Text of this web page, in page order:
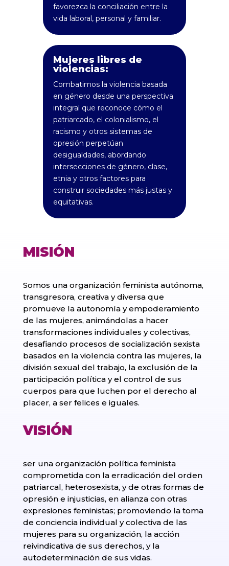
favorezca la conciliación entre la
vida laboral, personal y familiar.
Mujeres libres de
violencias:
Combatimos la violencia basada
en género desde una perspectiva
integral que reconoce cómo el
patriarcado, el colonialismo, el
racismo y otros sistemas de
opresión perpetúan
desigualdades, abordando
intersecciones de género, clase,
etnia y otros factores para
construir sociedades más justas y
equitativas.
MISIÓN
Somos una organización feminista autónoma,
transgresora, creativa y diversa que
promueve la autonomía y empoderamiento
de las mujeres, animándolas a hacer
transformaciones individuales y colectivas,
desafiando procesos de socialización sexista
basados en la violencia contra las mujeres, la
división sexual del trabajo, la exclusión de la
participación política y el control de sus
cuerpos para que luchen por el derecho al
placer, a ser felices e iguales.
VISIÓN
ser una organización política feminista
comprometida con la erradicación del orden
patriarcal, heterosexista, y de otras formas de
opresión e injusticias, en alianza con otras
expresiones feministas; promoviendo la toma
de conciencia individual y colectiva de las
mujeres para su organización, la acción
reivindicativa de sus derechos, y la
autodeterminación de sus vidas.